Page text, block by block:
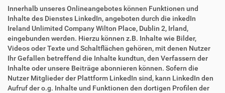
Innerhalb unseres Onlineangebotes können Funktionen und
Inhalte des Dienstes LinkedIn, angeboten durch die inkedIn
Ireland Unlimited Company Wilton Place, Dublin 2, Irland,
eingebunden werden. Hierzu können z.B. Inhalte wie Bilder,
Videos oder Texte und Schaltflächen gehören, mit denen Nutzer
Ihr Gefallen betreffend die Inhalte kundtun, den Verfassern der
Inhalte oder unsere Beiträge abonnieren können. Sofern die
Nutzer Mitglieder der Plattform LinkedIn sind, kann LinkedIn den
Aufruf der o.g. Inhalte und Funktionen den dortigen Profilen der